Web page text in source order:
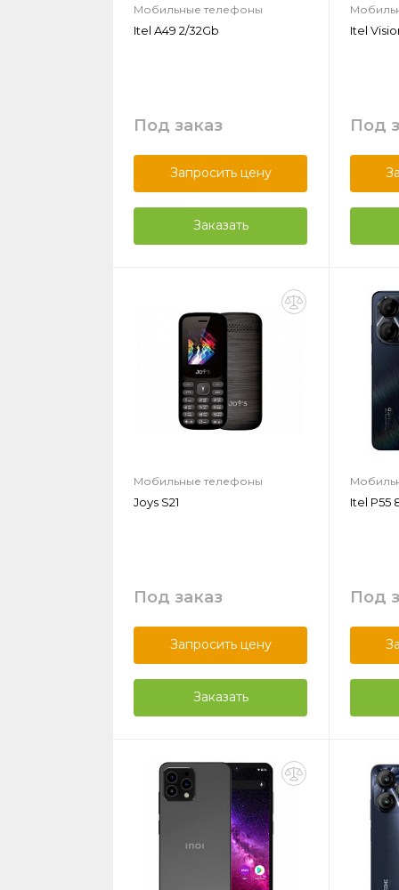
Мобильные телефоны
Itel A49 2/32Gb
Под заказ
Запросить цену
Заказать
Itel
Под
Мобильные телефоны
Joys S21
Под заказ
Запросить цену
Заказать
Itel P55
Под